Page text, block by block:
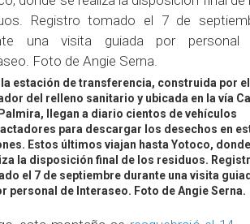
la estación de transferencia, construida por el
del relleno sanitario y ubicada en la vía
Palmira, llegan a diario cientos de vehículos
para descargar los desechos en
Estos últimos viajan hasta Yotoco,
la disposición final de los residuos.
el 7 de septiembre durante una visita
personal de Interaseo. Foto de Angie Serna.